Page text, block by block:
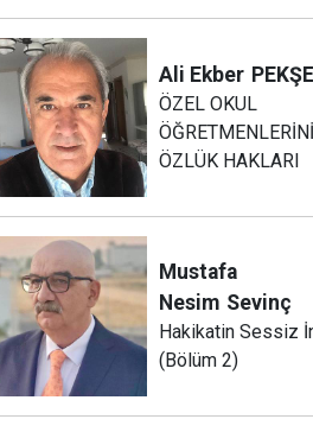
Ali Ekber
ÖZEL OKUL
ÖZLÜK HAKLARI
Mustafa
Nesim Sevinç
Hakikatin Sessiz
(Bölüm 2)